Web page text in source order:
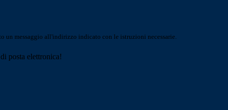
un messaggio all'indirizzo indicato con le istruzioni necessarie.
posta elettronica!